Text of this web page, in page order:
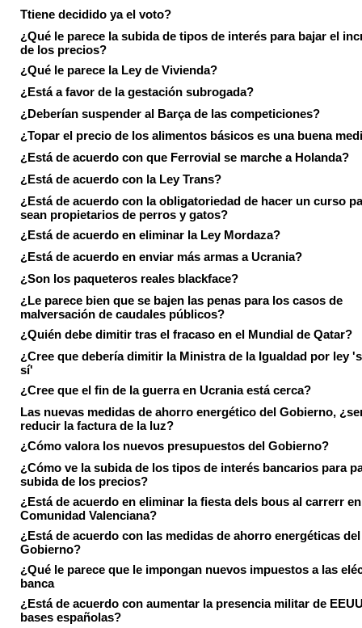
Ttiene decidido ya el voto?
¿Qué le parece la subida de tipos de interés para bajar el
de los precios?
¿Qué le parece la Ley de Vivienda?
¿Está a favor de la gestación subrogada?
¿Deberían suspender al Barça de las competiciones?
¿Topar el precio de los alimentos básicos es una buena
¿Está de acuerdo con que Ferrovial se marche a Holanda?
¿Está de acuerdo con la Ley Trans?
¿Está de acuerdo con la obligatoriedad de hacer un curso
sean propietarios de perros y gatos?
¿Está de acuerdo en eliminar la Ley Mordaza?
¿Está de acuerdo en enviar más armas a Ucrania?
¿Son los paqueteros reales blackface?
¿Le parece bien que se bajen las penas para los casos de
malversación de caudales públicos?
¿Quién debe dimitir tras el fracaso en el Mundial de Qatar?
¿Cree que debería dimitir la Ministra de la Igualdad por ley
sí'
¿Cree que el fin de la guerra en Ucrania está cerca?
Las nuevas medidas de ahorro energético del Gobierno,
reducir la factura de la luz?
¿Cómo valora los nuevos presupuestos del Gobierno?
¿Cómo ve la subida de los tipos de interés bancarios para
subida de los precios?
¿Está de acuerdo en eliminar la fiesta dels bous al carrerr
Comunidad Valenciana?
¿Está de acuerdo con las medidas de ahorro energéticas del
Gobierno?
¿Qué le parece que le impongan nuevos impuestos a las
banca
¿Está de acuerdo con aumentar la presencia militar de
bases españolas?